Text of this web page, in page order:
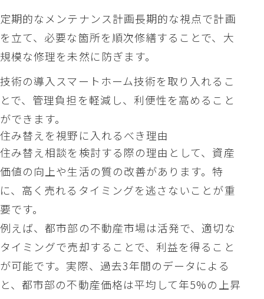
定期的なメンテナンス計画長期的な視点で計画
を立て、必要な箇所を順次修繕することで、大
規模な修理を未然に防ぎます。
技術の導入スマートホーム技術を取り入れるこ
とで、管理負担を軽減し、利便性を高めること
ができます。
住み替えを視野に入れるべき理由
住み替え相談を検討する際の理由として、資産
価値の向上や生活の質の改善があります。特
に、高く売れるタイミングを逃さないことが重
要です。
例えば、都市部の不動産市場は活発で、適切な
タイミングで売却することで、利益を得ること
が可能です。実際、過去3年間のデータによる
と、都市部の不動産価格は平均して年5%の上昇